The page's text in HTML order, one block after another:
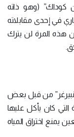
كوداك” (وهو ذاته
في إحدى مقابلاته
هذه المرة لن يترك
من قبل بعض
التي كان يأكل عليها
يمنع اختراق المياه